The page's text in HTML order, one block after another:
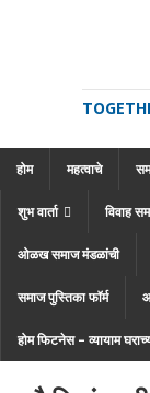
होम महत्वाचे
शुभ वार्ता विवाह
ओळख समाज मंडळांची
समाज पुस्तिका फॉर्म
होम फिटनेस – व्यायाम